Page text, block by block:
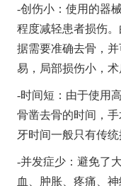
首页
关于我们
微创植牙
牙齿矫正
美学修复
-创伤小：使用的器
程度减轻患者损伤
据需要准确去骨，
易，局部损伤小，术
-时间短：由于使用
骨凿去骨的时间，
牙时间一般只有传统
-并发症少：避免了
血、肿胀、疼痛、